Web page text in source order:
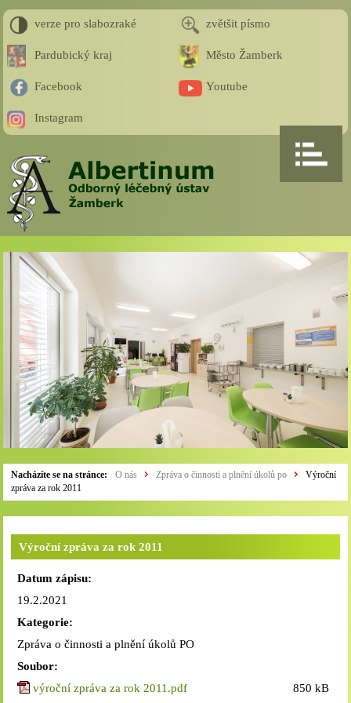
verze pro slabozraké zvětšit písmo
Pardubický kraj Město Žamberk
Facebook Youtube
Instagram
Nacházíte se na stránce: O nás Zpráva o činnosti a plnění úkolů po
Výroční
zpráva za rok 2011
Výroční zpráva za rok 2011
Datum zápisu:
19.2.2021
Kategorie:
Zpráva o činnosti a plnění úkolů PO
Soubor:
výroční zpráva za rok 2011.pdf
850 kB